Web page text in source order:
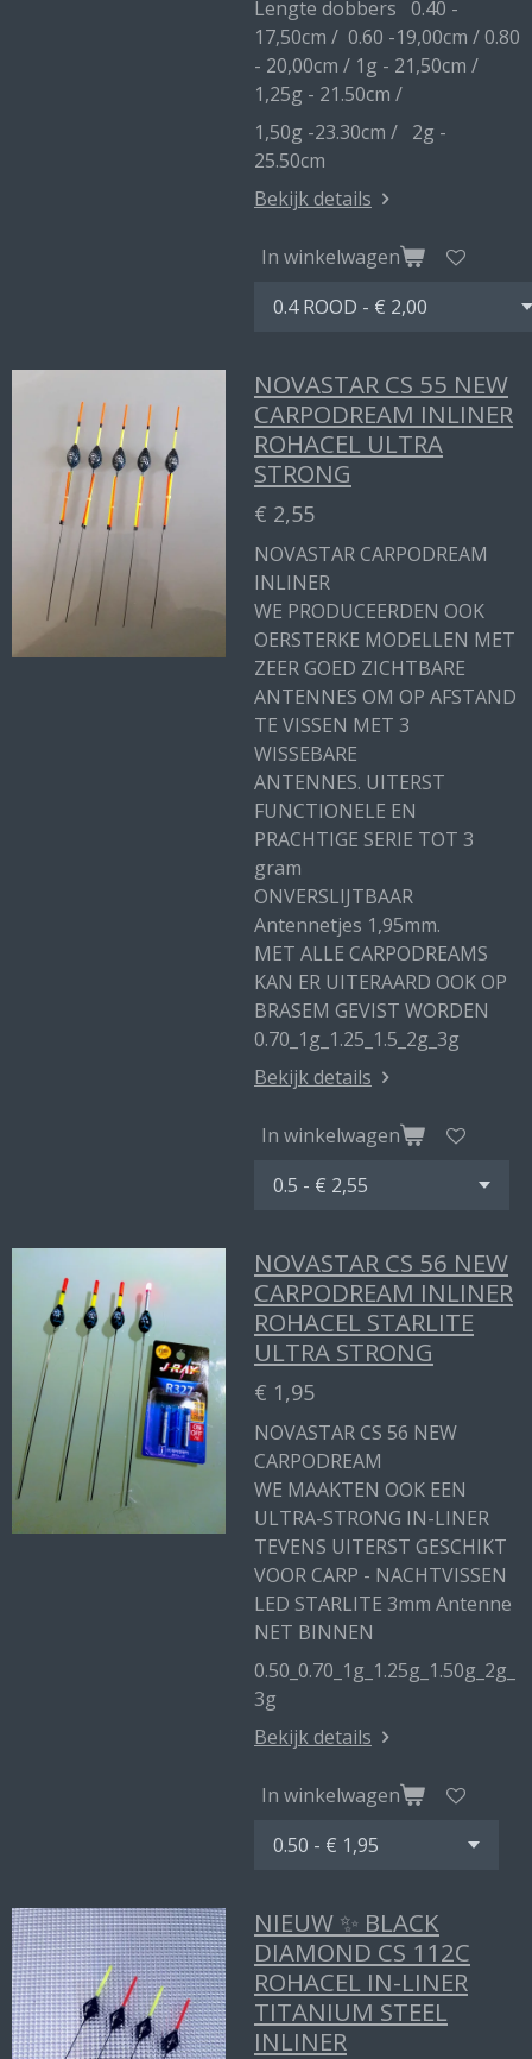
Lengte dobbers 0.40 -
17,50cm / 0.60 -19,00cm / 0.80
- 20,00cm / 1g - 21,50cm /
1,25g - 21.50cm /
1,50g -23.30cm / 2g -
25.50cm
Bekijk details
In winkelwagen
NOVASTAR CS 55 NEW
CARPODREAM INLINER
ROHACEL ULTRA
STRONG
€ 2,55
NOVASTAR CARPODREAM
INLINER
WE PRODUCEERDEN OOK
OERSTERKE MODELLEN MET
ZEER GOED ZICHTBARE
ANTENNES OM OP AFSTAND
TE VISSEN MET 3
WISSEBARE
ANTENNES. UITERST
FUNCTIONELE EN
PRACHTIGE SERIE TOT 3
gram
ONVERSLIJTBAAR
Antennetjes 1,95mm.
MET ALLE CARPODREAMS
KAN ER UITERAARD OOK OP
BRASEM GEVIST WORDEN
0.70_1g_1.25_1.5_2g_3g
Bekijk details
In winkelwagen
NOVASTAR CS 56 NEW
CARPODREAM INLINER
ROHACEL STARLITE
ULTRA STRONG
€ 1,95
NOVASTAR CS 56 NEW
CARPODREAM
WE MAAKTEN OOK EEN
ULTRA-STRONG IN-LINER
TEVENS UITERST GESCHIKT
VOOR CARP - NACHTVISSEN
LED STARLITE 3mm Antenne
NET BINNEN
0.50_0.70_1g_1.25g_1.50g_2g_
3g
Bekijk details
In winkelwagen
NIEUW ✨ BLACK
DIAMOND CS 112C
ROHACEL IN-LINER
TITANIUM STEEL
INLINER